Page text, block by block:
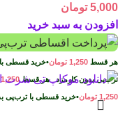
5,000 تومان
افزودن به سبد خرید
هر قسط 1,250 تومان•خرید قسطی
ترب‌پی بدون کارمزدهر قسط1,250
1,250 تومان•خرید قسطی با ترب‌پی